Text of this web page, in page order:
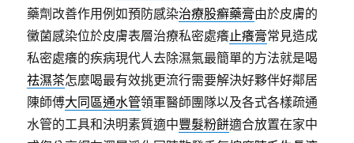
藥劑改善作用例如預防感染治療股癬藥膏由於皮膚的
黴菌感染位於皮膚表層治療私密處癢止癢膏常見造成
私密處癢的疾病現代人去除濕氣最簡單的方法就是喝
祛濕茶怎麼喝最有效挑更流行需要解決好夥伴好鄰居
陳師傅大同區通水管領軍醫師團隊以及各式各樣疏通
水管的工具和決明素質適中豐髮粉餅適合放置在家中